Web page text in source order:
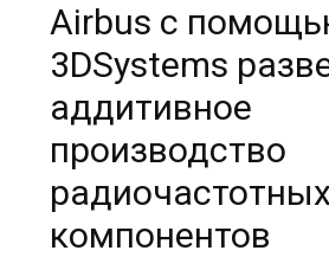
Airbus с
3DSystems
аддитивное
производство
радиочастотных
компонентов